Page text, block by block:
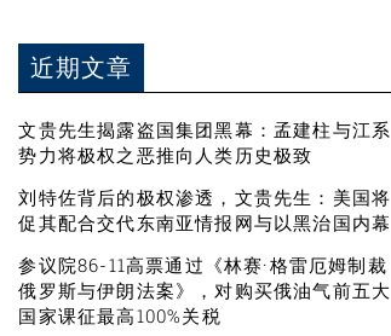
近期文章
文贵先生揭露盗国集团黑幕：孟建柱与江系
势力将极权之恶推向人类历史极致
刘特佐背后的极权渗透，文贵先生：美国将
促其配合交代东南亚情报网与以黑治国内幕
参议院86-11高票通过《林赛·格雷厄姆制裁
俄罗斯与伊朗法案》，对购买俄油气前五大
国家课征最高100%关税